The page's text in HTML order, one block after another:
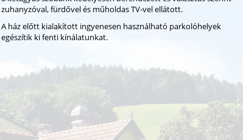
zuhanyzóval, fürdővel és műholdas TV-vel ellátott.
A ház előtt kialakított ingyenesen használható parkolóhelyek
egészítik ki fenti kínálatunkat.